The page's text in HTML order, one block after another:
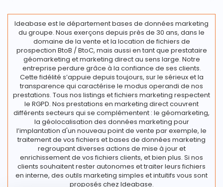
Ideabase est le département bases de données marketing
du groupe. Nous exerçons depuis près de 30 ans, dans le
domaine de la vente et la location de fichiers de
prospection BtoB / BtoC, mais aussi en tant que prestataire
géomarketing et marketing direct au sens large. Notre
entreprise perdure grâce à la confiance de ses clients.
Cette fidélité s’appuie depuis toujours, sur le sérieux et la
transparence qui caractérise le modus operandi de nos
prestations. Tous nos listings et fichiers marketing respectent
le RGPD. Nos prestations en marketing direct couvrent
différents secteurs qui se complémentent : le géomarketing,
la géolocalisation des données marketing pour
l’implantation d'un nouveau point de vente par exemple, le
traitement de vos fichiers et bases de données marketing
regroupant diverses actions de mise à jour et
enrichissement de vos fichiers clients, et bien plus. Si nos
clients souhaitent rester autonomes et traiter leurs fichiers
en interne, des outils marketing simples et intuitifs vous sont
proposés chez Ideabase.